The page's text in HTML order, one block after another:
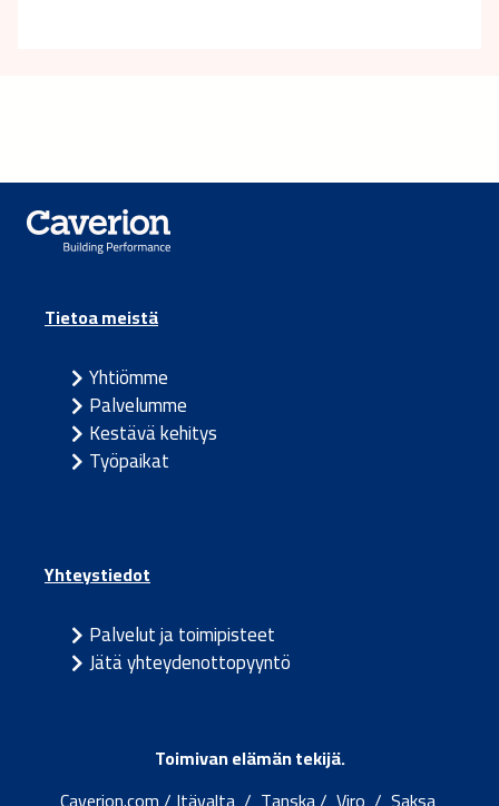
Tietoa meistä
Yhtiömme
Palvelumme
Kestävä kehitys
Työpaikat
Yhteystiedot
Palvelut ja toimipisteet
Jätä yhteydenottopyyntö
Toimivan elämän tekijä.